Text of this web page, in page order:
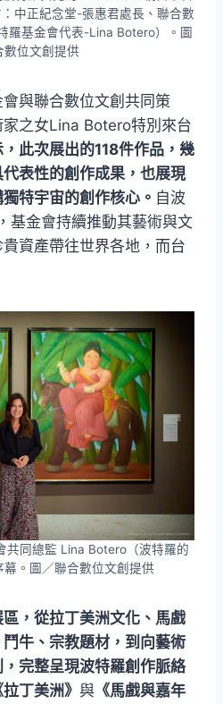
中正紀念堂-張惠君處長、聯合數
羅基金會代表-Lina Botero）。圖
數位文創提供
與聯合數位文創共同策
之女Lina Botero特別來台
此次展出的118件作品，幾
表性的創作成果，也展現
特宇宙的創作核心。 自波
基金會持續推動其藝術與文
資產帶往世界各地，而台
共同總監 Lina Botero（波特羅的
。圖／聯合數位文創提供
，從拉丁美洲文化、馬戲
牛、宗教題材，到向藝術
完整呈現波特羅創作脈絡
拉丁美洲》 與 《馬戲與嘉年